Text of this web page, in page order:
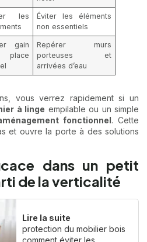
les
Éviter les éléments
non essentiels
gain
Repérer murs
porteuses et
arrivées d’eau
vous verrez rapidement si un
à linge empilable ou un simple
fonctionnel. Cette
et ouvre la porte à des solutions
dans un petit
de la verticalité
Lire la suite
protection du mobilier bois
comment éviter les